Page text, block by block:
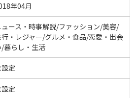
年04月
ュース・時事解説/ファッション/美容/
・レジャー/グルメ・食品/恋愛・出会
/暮らし・生活
定
定